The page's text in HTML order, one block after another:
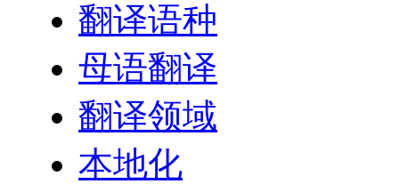
翻译语种
母语翻译
翻译领域
本地化